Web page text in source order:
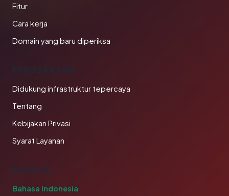
Fitur
Cara kerja
Domain yang baru diperiksa
PERUSAHAAN
Didukung infrastruktur tepercaya
Tentang
Kebijakan Privasi
Syarat Layanan
BAHASA
Bahasa Indonesia